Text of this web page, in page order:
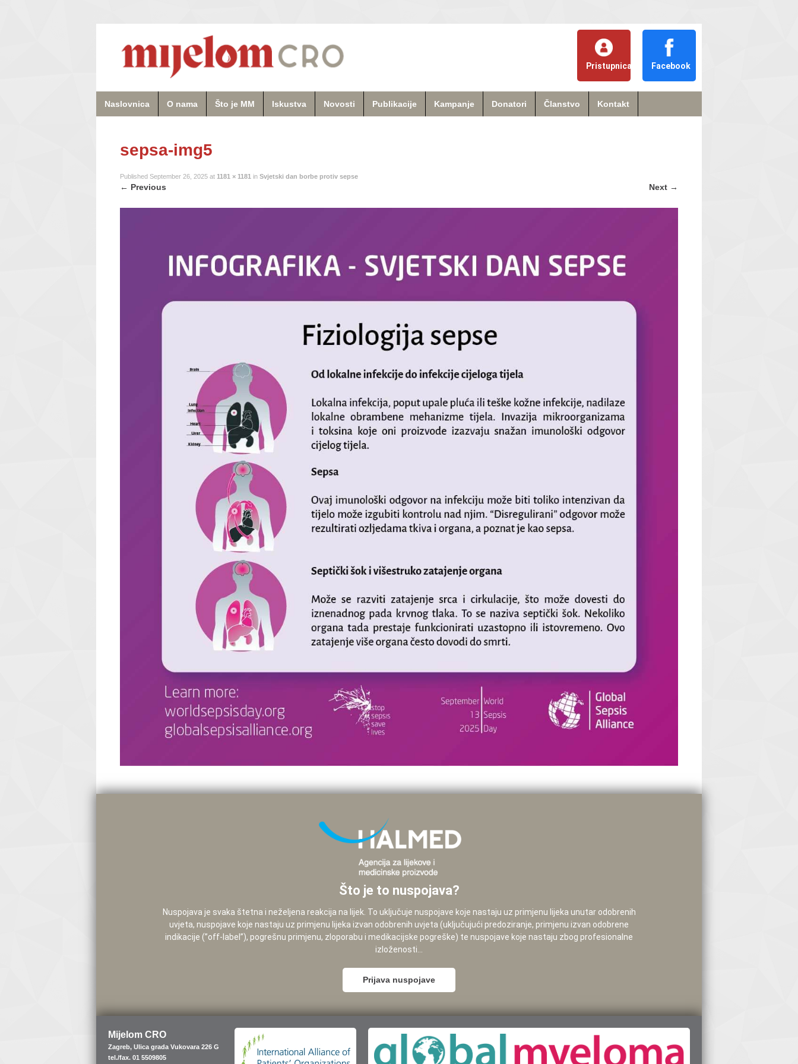
Pristupnica Facebook
Naslovnica O nama Što je MM Iskustva Novosti Publikacije Kampanje Donatori Članstvo Kontakt
sepsa-img5
Published September 26, 2025 at 1181 × 1181 in Svjetski dan borbe protiv sepse
← Previous Next →
Što je to nuspojava?
Nuspojava je svaka štetna i neželjena reakcija na lijek. To uključuje nuspojave koje nastaju uz primjenu lijeka unutar odobrenih
uvjeta, nuspojave koje nastaju uz primjenu lijeka izvan odobrenih uvjeta (uključujući predoziranje, primjenu izvan odobrene
indikacije (”off-label”), pogrešnu primjenu, zloporabu i medikacijske pogreške) te nuspojave koje nastaju zbog profesionalne
izloženosti...
Prijava nuspojave
Mijelom CRO
Zagreb, Ulica grada Vukovara 226 G
tel./fax. 01 5509805